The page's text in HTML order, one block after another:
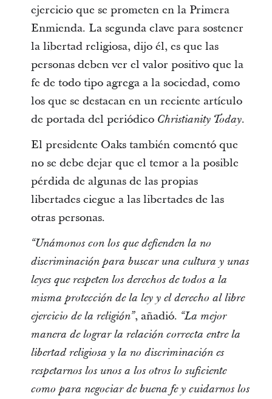
ejercicio que se prometen en la Primera
Enmienda. La segunda clave para sostener
la libertad religiosa, dijo él, es que las
personas deben ver el valor positivo que la
fe de todo tipo agrega a la sociedad, como
los que se destacan en un reciente artículo
de portada del periódico Christianity Today.
El presidente Oaks también comentó que
no se debe dejar que el temor a la posible
pérdida de algunas de las propias
libertades ciegue a las libertades de las
otras personas.
“Unámonos con los que defienden la no
discriminación para buscar una cultura y unas
leyes que respeten los derechos de todos a la
misma protección de la ley y el derecho al libre
ejercicio de la religión”, añadió. “La mejor
manera de lograr la relación correcta entre la
libertad religiosa y la no discriminación es
respetarnos los unos a los otros lo suficiente
como para negociar de buena fe y cuidarnos los